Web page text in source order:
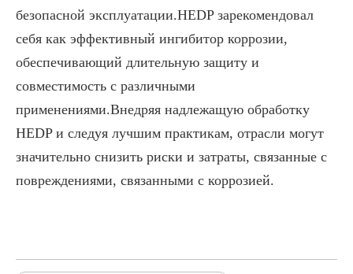
безопасной эксплуатации.HEDP зарекомендовал
себя как эффективный ингибитор коррозии,
обеспечивающий длительную защиту и
совместимость с различными
применениями.Внедряя надлежащую обработку
HEDP и следуя лучшим практикам, отрасли могут
значительно снизить риски и затраты, связанные с
повреждениями, связанными с коррозией.